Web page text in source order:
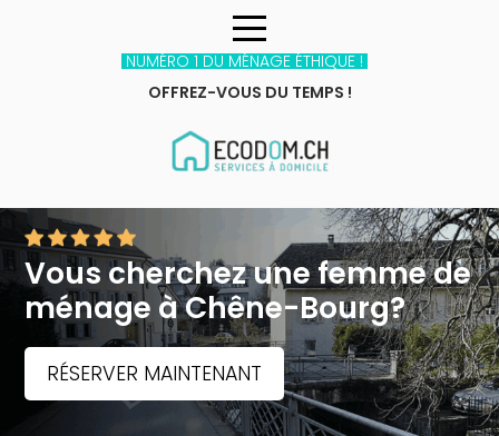
NUMÉRO 1 DU MÉNAGE ÉTHIQUE !
OFFREZ-VOUS DU TEMPS !
Vous cherchez une femme de
ménage à Chêne-Bourg?
RÉSERVER MAINTENANT